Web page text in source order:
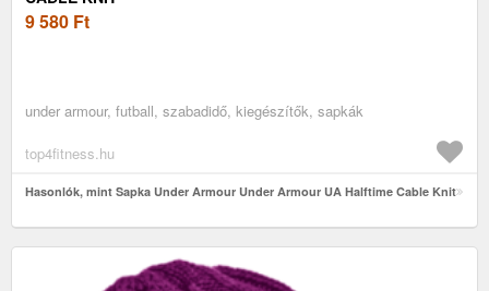
9 580 Ft
under armour, futball, szabadidő, kiegészítők, sapkák
top4fitness.hu
Hasonlók, mint Sapka Under Armour Under Armour UA Halftime Cable Knit